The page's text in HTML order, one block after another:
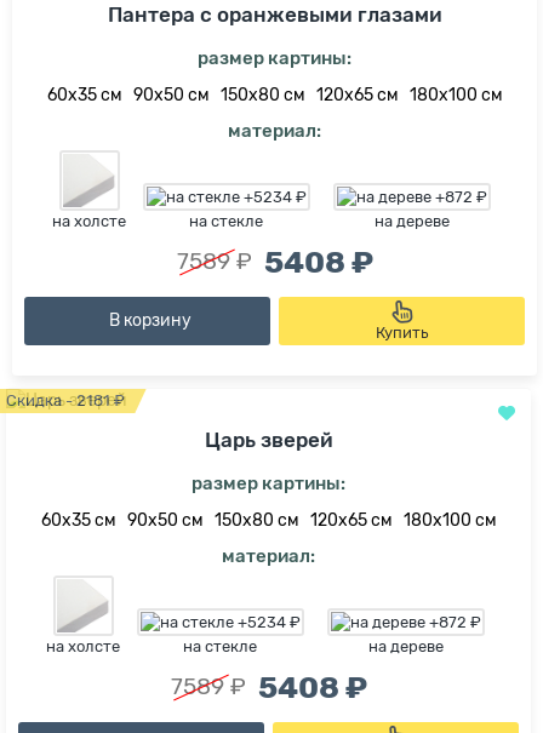
Пантера с оранжевыми глазами
размер картины:
60х35 см 90х50 см 150х80 см 120х65 см 180х100 см
материал:
на холсте на стекле на дереве
7589 ₽ 5408 ₽
В корзину
Купить
Скидка - 2181 ₽
Царь зверей
размер картины:
60х35 см 90х50 см 150х80 см 120х65 см 180х100 см
материал:
на холсте на стекле на дереве
7589 ₽ 5408 ₽